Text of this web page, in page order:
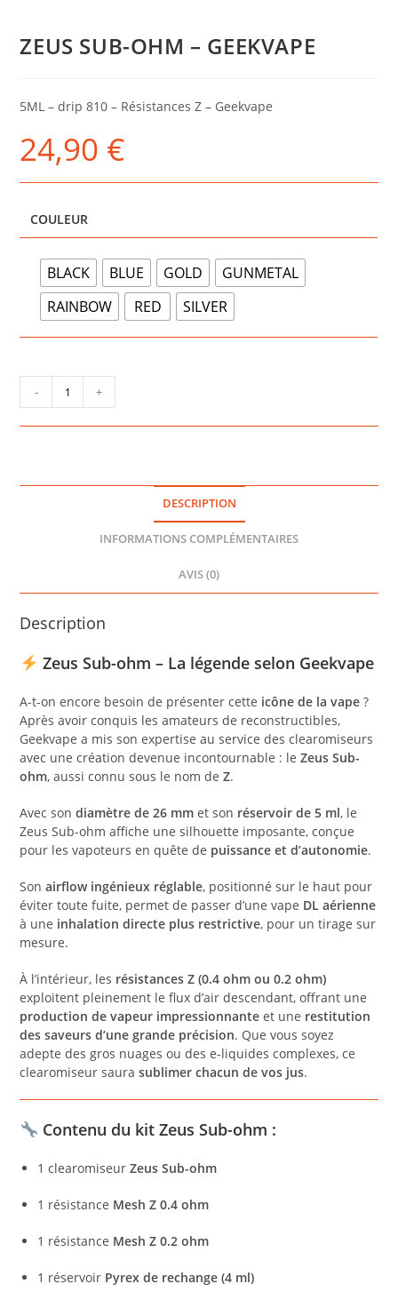
ZEUS SUB-OHM – GEEKVAPE
5ML – drip 810 – Résistances Z – Geekvape
24,90 €
COULEUR
BLACK BLUE GOLD
GUNMETAL
RAINBOW
RED SILVER
quantité
de
ZEUS
- +
DESCRIPTION
INFORMATIONS COMPLÉMENTAIRES
AVIS (0)
Description
Zeus Sub-ohm – La légende selon Geekvape
A-t-on encore besoin de présenter cette icône de la vape ?
Après avoir conquis les amateurs de reconstructibles,
Geekvape a mis son expertise au service des clearomiseurs
avec une création devenue incontournable : leZeus Sub-
ohm, aussi connu sous le nom deZ.
Avec sondiamètre de 26 mm et son réservoir de 5 ml, le
Zeus Sub-ohm affiche une silhouette imposante, conçue
pour les vapoteurs en quête de puissance et d’autonomie.
Sonairflow ingénieux réglable, positionné sur le haut pour
éviter toute fuite, permet de passer d’une vape DL aérienne
à une inhalation directe plus restrictive, pour un tirage sur
mesure.
À l’intérieur, les résistances Z (0.4 ohm ou 0.2 ohm)
exploitent pleinement le flux d’air descendant, offrant une
production de vapeur impressionnante et une restitution
des saveurs d’une grande précision. Que vous soyez
adepte des gros nuages ou des e-liquides complexes, ce
clearomiseur saurasublimer chacun de vos jus.
Contenu du kit Zeus Sub-ohm :
1 clearomiseurZeus Sub-ohm
1 résistance Mesh Z 0.4 ohm
1 résistance Mesh Z 0.2 ohm
1 réservoir Pyrex de rechange (4 ml)